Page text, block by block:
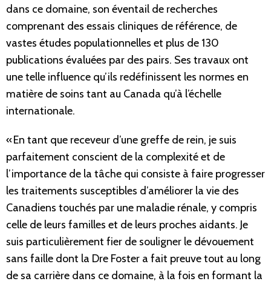
dans ce domaine, son éventail de recherches
comprenant des essais cliniques de référence, de
vastes études populationnelles et plus de 130
publications évaluées par des pairs. Ses travaux ont
une telle influence qu’ils redéfinissent les normes en
matière de soins tant au Canada qu’à l’échelle
internationale.
« En tant que receveur d’une greffe de rein, je suis
parfaitement conscient de la complexité et de
l’importance de la tâche qui consiste à faire progresser
les traitements susceptibles d’améliorer la vie des
Canadiens touchés par une maladie rénale, y compris
celle de leurs familles et de leurs proches aidants. Je
suis particulièrement fier de souligner le dévouement
sans faille dont la Dre Foster a fait preuve tout au long
de sa carrière dans ce domaine, à la fois en formant la